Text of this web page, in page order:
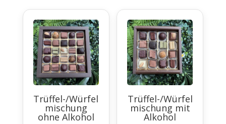
Trüffel-/Würfel
mischung
ohne Alkohol
Trüffel-/Würfel
mischung mit
Alkohol